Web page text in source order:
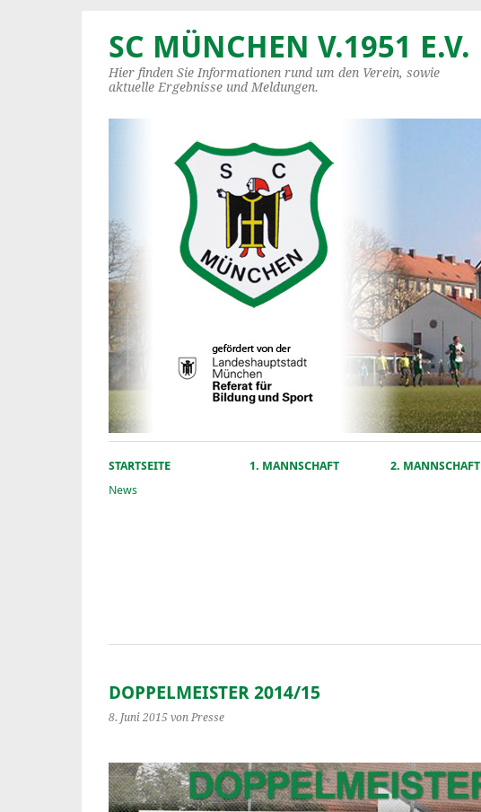
SC MÜNCHEN V.1951 E.V.
Hier finden Sie Informationen rund um den Verein, sowie
aktuelle Ergebnisse und Meldungen.
STARTSEITE
News
1. MANNSCHAFT 2. MANNSCHAFT
DOPPELMEISTER 2014/15
8. Juni 2015 von Presse